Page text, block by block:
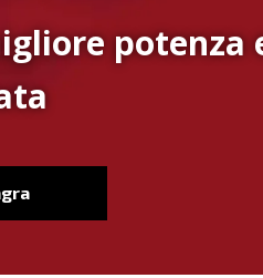
potenza